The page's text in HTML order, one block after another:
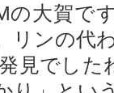
の大賀で
リンの代
見でした